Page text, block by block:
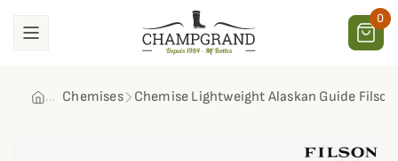
0
Chemises Chemise Lightweight Alaskan Guide Filson